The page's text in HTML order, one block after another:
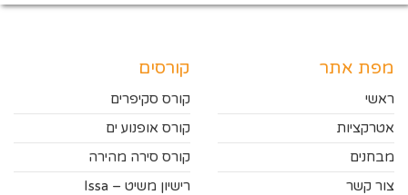
מפת אתר
ראשי
אטרקציות
מבחנים
צור קשר
קורסים
קורס סקיפרים
קורס אופנוע ים
קורס סירה מהירה
רישיון משיט – Issa